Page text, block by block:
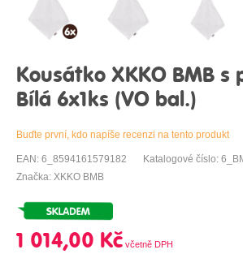
Kousátko XKKO BMB s
Bílá 6x1ks (VO bal.)
Buďte první, kdo napíše recenzi na tento produkt
EAN: 6_8594161579182
Katalogové číslo:
Značka: XKKO BMB
1 014,00 Kč